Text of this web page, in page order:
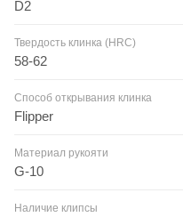
D2
Твердость клинка (HRC)
58-62
Способ открывания клинка
Flipper
Материал рукояти
G-10
Наличие клипсы